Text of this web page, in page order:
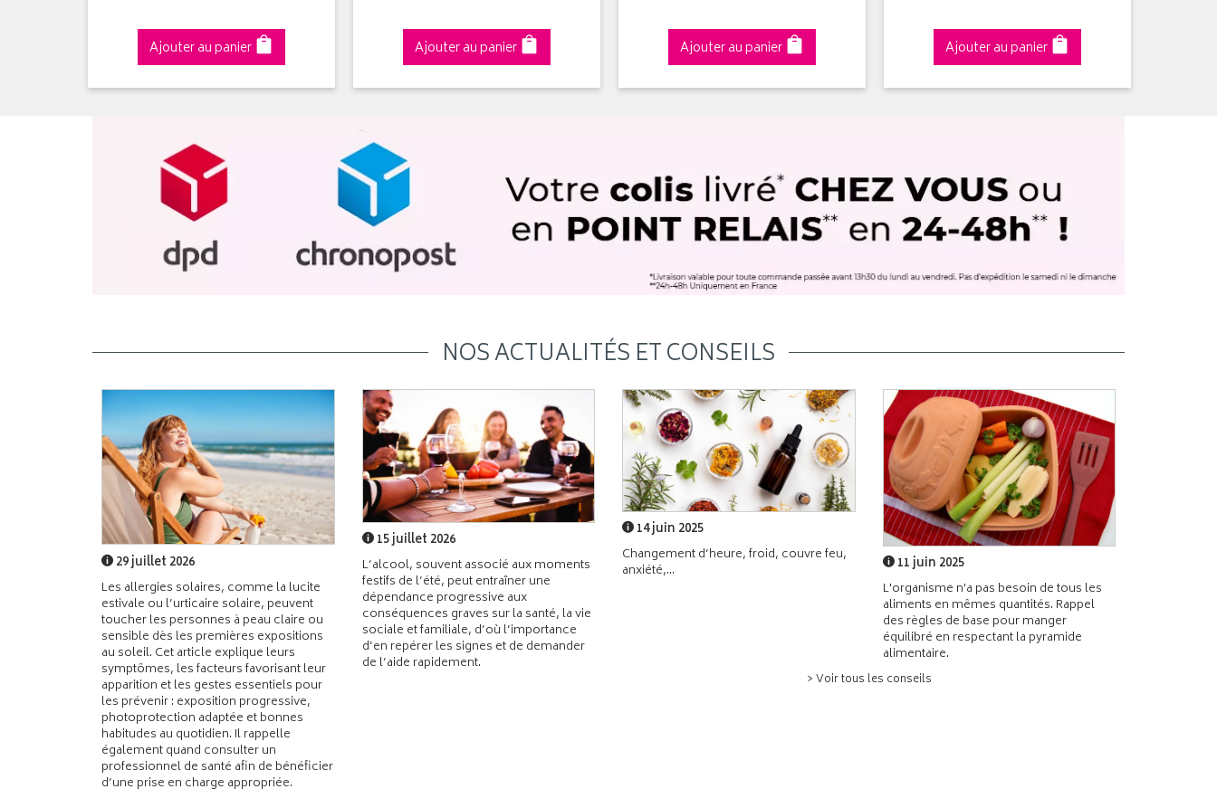
Ajouter au panier Ajouter au panier Ajouter au panier Ajouter au panier
NOS ACTUALITÉS ET CONSEILS
29 juillet 2026
Les allergies solaires, comme la lucite
estivale ou l’urticaire solaire, peuvent
toucher les personnes à peau claire ou
sensible dès les premières expositions
au soleil. Cet article explique leurs
symptômes, les facteurs favorisant leur
apparition et les gestes essentiels pour
les prévenir : exposition progressive,
photoprotection adaptée et bonnes
habitudes au quotidien. Il rappelle
également quand consulter un
professionnel de santé afin de bénéficier
d’une prise en charge appropriée.
15 juillet 2026
L’alcool, souvent associé aux moments
festifs de l’été, peut entraîner une
dépendance progressive aux
conséquences graves sur la santé, la vie
sociale et familiale, d’où l’importance
d’en repérer les signes et de demander
de l’aide rapidement.
14 juin 2025
Changement d’heure, froid, couvre feu,
anxiété,...
11 juin 2025
L'organisme n'a pas besoin de tous les
aliments en mêmes quantités. Rappel
des règles de base pour manger
équilibré en respectant la pyramide
alimentaire.
> Voir tous les conseils